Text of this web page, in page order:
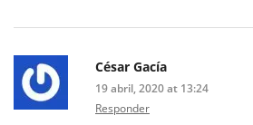
César Gacía
19 abril, 2020 at 13:24
Responder